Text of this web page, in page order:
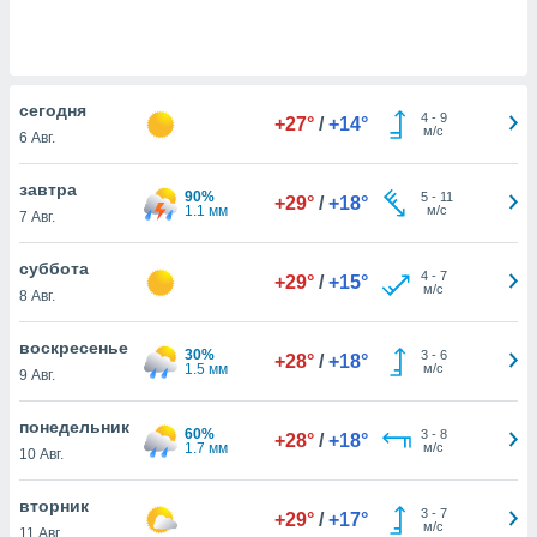
рекламу
основе.
нашей
cookie
нашего
ВЫ
cегодня
6 Авг.
+27° / +14° 4- 9
м/с
завтра
7 Авг.
90%
1.1 мм
+29° / +18° 5- 11
м/с
суббота
8 Авг.
+29° / +15° 4- 7
м/с
воскресенье
9 Авг.
30%
1.5 мм
+28° / +18° 3- 6
м/с
понедельник
10 Авг.
60%
1.7 мм
+28° / +18° 3- 8
м/с
вторник
11 Авг.
+29° / +17° 3- 7
м/с